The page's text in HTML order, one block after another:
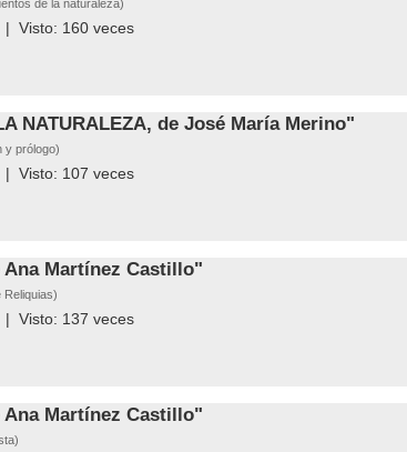
de la naturaleza)
Visto: 160veces
NATURALEZA, de José María Merino"
y prólogo)
Visto: 107 veces
Ana Martínez Castillo"
Reliquias)
Visto: 137 veces
Ana Martínez Castillo"